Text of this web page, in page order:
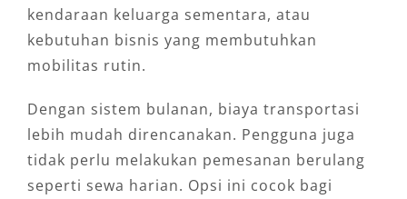
kendaraan keluarga sementara, atau
kebutuhan bisnis yang membutuhkan
mobilitas rutin.
Dengan sistem bulanan, biaya transportasi
lebih mudah direncanakan. Pengguna juga
tidak perlu melakukan pemesanan berulang
seperti sewa harian. Opsi ini cocok bagi